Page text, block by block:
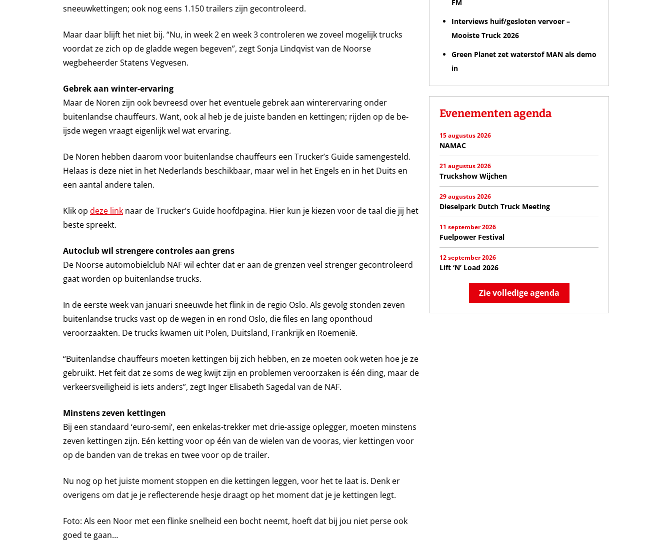
sneeuwkettingen; ook nog eens 1.150 trailers zijn gecontroleerd.
Maar daar blijft het niet bij. “Nu, in week 2 en week 3 controleren we zoveel mogelijk trucks
voordat ze zich op de gladde wegen begeven”, zegt Sonja Lindqvist van de Noorse
wegbeheerder Statens Vegvesen.
Gebrek aan winter-ervaring
Maar de Noren zijn ook bevreesd over het eventuele gebrek aan winterervaring onder
buitenlandse chauffeurs. Want, ook al heb je de juiste banden en kettingen; rijden op de be-
ijsde wegen vraagt eigenlijk wel wat ervaring.
De Noren hebben daarom voor buitenlandse chauffeurs een Trucker’s Guide samengesteld.
Helaas is deze niet in het Nederlands beschikbaar, maar wel in het Engels en in het Duits en
een aantal andere talen.
Klik op deze link naar de Trucker’s Guide hoofdpagina. Hier kun je kiezen voor de taal die jij het
beste spreekt.
Autoclub wil strengere controles aan grens
De Noorse automobielclub NAF wil echter dat er aan de grenzen veel strenger gecontroleerd
gaat worden op buitenlandse trucks.
In de eerste week van januari sneeuwde het flink in de regio Oslo. Als gevolg stonden zeven
buitenlandse trucks vast op de wegen in en rond Oslo, die files en lang oponthoud
veroorzaakten. De trucks kwamen uit Polen, Duitsland, Frankrijk en Roemenië.
“Buitenlandse chauffeurs moeten kettingen bij zich hebben, en ze moeten ook weten hoe je ze
gebruikt. Het feit dat ze soms de weg kwijt zijn en problemen veroorzaken is één ding, maar de
verkeersveiligheid is iets anders”, zegt Inger Elisabeth Sagedal van de NAF.
Minstens zeven kettingen
Bij een standaard ‘euro-semi’, een enkelas-trekker met drie-assige oplegger, moeten minstens
zeven kettingen zijn. Eén ketting voor op één van de wielen van de vooras, vier kettingen voor
op de banden van de trekas en twee voor op de trailer.
Nu nog op het juiste moment stoppen en die kettingen leggen, voor het te laat is. Denk er
overigens om dat je je reflecterende hesje draagt op het moment dat je je kettingen legt.
Foto: Als een Noor met een flinke snelheid een bocht neemt, hoeft dat bij jou niet perse ook
goed te gaan…
FM
Interviews huif/gesloten vervoer –
Mooiste Truck 2026
Green Planet zet waterstof MAN als demo
in
Evenementen agenda
15 augustus 2026
NAMAC
21 augustus 2026
Truckshow Wijchen
29 augustus 2026
Dieselpark Dutch Truck Meeting
11 september 2026
Fuelpower Festival
12 september 2026
Lift ‘N’ Load 2026
Zie volledige agenda